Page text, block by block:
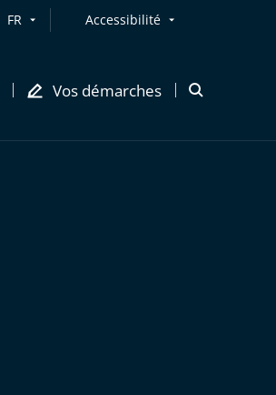
FR Accessibilité
Vos démarches
Ouvrir